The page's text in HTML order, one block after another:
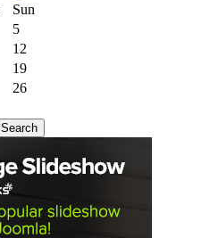
Sun
5
12
19
26